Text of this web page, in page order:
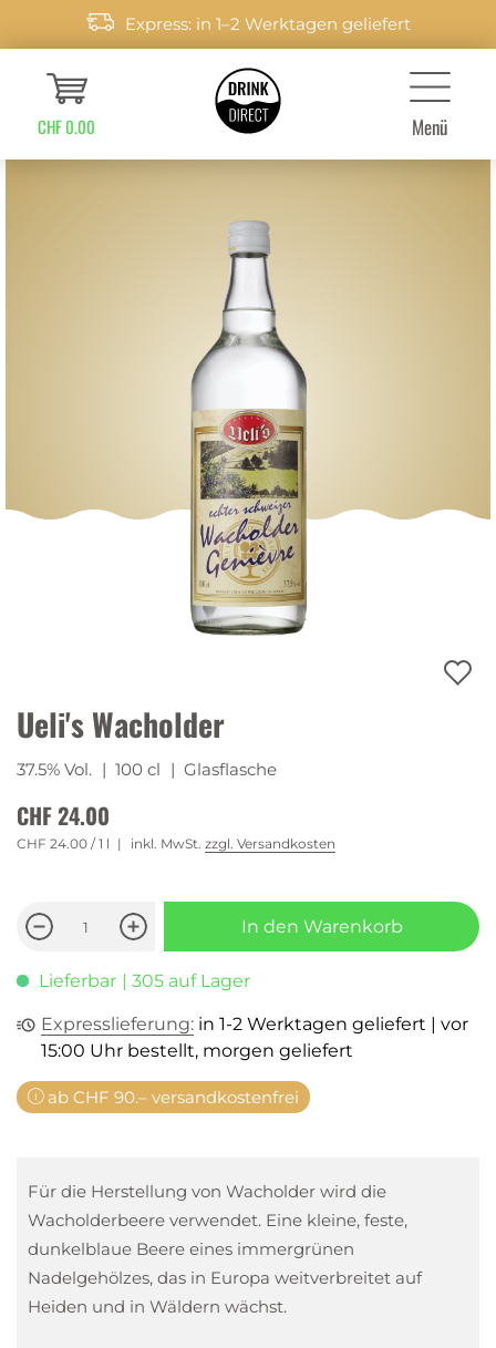
Express: in 1–2 Werktagen geliefert
CHF 0.00 Menü
Ueli's Wacholder
37.5% Vol. | 100 cl | Glasflasche
CHF 24.00
CHF 24.00 / 1 l inkl. MwSt. zzgl. Versandkosten
In den Warenkorb
Lieferbar | 305 auf Lager
Expresslieferung: in 1-2 Werktagen geliefert | vor
15:00 Uhr bestellt, morgen geliefert
ab CHF 90.– versandkostenfrei
Für die Herstellung von Wacholder wird die
Wacholderbeere verwendet. Eine kleine, feste,
dunkelblaue Beere eines immergrünen
Nadelgehölzes, das in Europa weitverbreitet auf
Heiden und in Wäldern wächst.